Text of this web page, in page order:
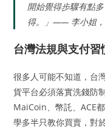
開始覺得步驟有點
得。」—— 李小姐，
台灣法規與支付習
很多人可能不知道，台
貨平台必須落實洗錢防
MaiCoin、幣託、ACE
學多半只教你買賣，對